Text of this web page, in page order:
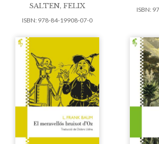
SALTEN, FELIX
ISBN: 978-84-19908-07-0
ISBN: